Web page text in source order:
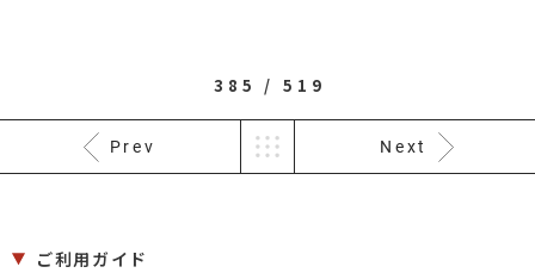
385 / 519
Prev Next
ご利用ガイド